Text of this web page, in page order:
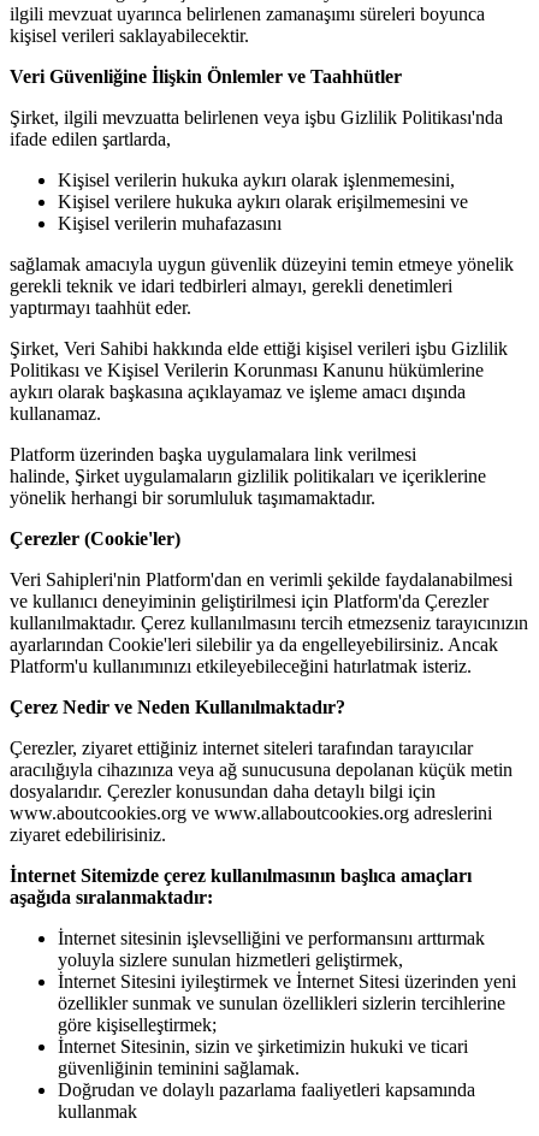
ilgili mevzuat uyarınca belirlenen zamanaşımı süreleri boyunca
kişisel verileri saklayabilecektir.
Veri Güvenliğine İlişkin Önlemler ve Taahhütler
Şirket, ilgili mevzuatta belirlenen veya işbu Gizlilik Politikası'nda
ifade edilen şartlarda,
Kişisel verilerin hukuka aykırı olarak işlenmemesini,
Kişisel verilere hukuka aykırı olarak erişilmemesini ve
Kişisel verilerin muhafazasını
sağlamak amacıyla uygun güvenlik düzeyini temin etmeye yönelik
gerekli teknik ve idari tedbirleri almayı, gerekli denetimleri
yaptırmayı taahhüt eder.
Şirket, Veri Sahibi hakkında elde ettiği kişisel verileri işbu Gizlilik
Politikası ve Kişisel Verilerin Korunması Kanunu hükümlerine
aykırı olarak başkasına açıklayamaz ve işleme amacı dışında
kullanamaz.
Platform üzerinden başka uygulamalara link verilmesi
halinde, Şirket uygulamaların gizlilik politikaları ve içeriklerine
yönelik herhangi bir sorumluluk taşımamaktadır.
Çerezler (Cookie'ler)
Veri Sahipleri'nin Platform'dan en verimli şekilde faydalanabilmesi
ve kullanıcı deneyiminin geliştirilmesi için Platform'da Çerezler
kullanılmaktadır. Çerez kullanılmasını tercih etmezseniz tarayıcınızın
ayarlarından Cookie'leri silebilir ya da engelleyebilirsiniz. Ancak
Platform'u kullanımınızı etkileyebileceğini hatırlatmak isteriz.
Çerez Nedir ve Neden Kullanılmaktadır?
Çerezler, ziyaret ettiğiniz internet siteleri tarafından tarayıcılar
aracılığıyla cihazınıza veya ağ sunucusuna depolanan küçük metin
dosyalarıdır. Çerezler konusundan daha detaylı bilgi için
www.aboutcookies.org ve www.allaboutcookies.org adreslerini
ziyaret edebilirisiniz.
İnternet Sitemizde çerez kullanılmasının başlıca amaçları
aşağıda sıralanmaktadır:
İnternet sitesinin işlevselliğini ve performansını arttırmak
yoluyla sizlere sunulan hizmetleri geliştirmek,
İnternet Sitesini iyileştirmek ve İnternet Sitesi üzerinden yeni
özellikler sunmak ve sunulan özellikleri sizlerin tercihlerine
göre kişiselleştirmek;
İnternet Sitesinin, sizin ve şirketimizin hukuki ve ticari
güvenliğinin teminini sağlamak.
Doğrudan ve dolaylı pazarlama faaliyetleri kapsamında
kullanmak